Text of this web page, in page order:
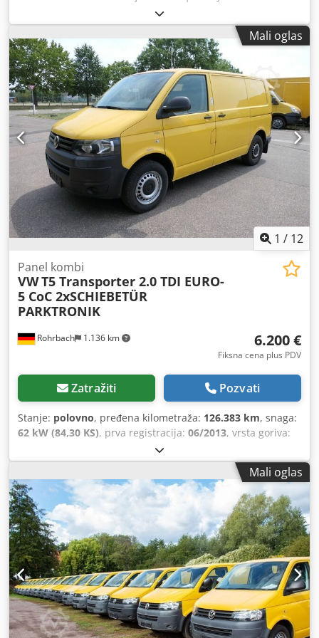
Стезна бушилица 1-16 мм / Б-16 Доме МК 4 Брзина
вретена (12) 75-3200 о / мин Распон напајања 0,10 0,18
0,26 мм / У Дубина грла 295 мм Удаљеност од вретена /
стола мак 775 мм Удаљеност од вретена / постоља 1185
мм Отпорни ход 125 мм Промјер ступца 115 мм Величина
стола 500 к 455 мм Т - величина прореза 14 мм Радна
површина доње плоче 375 к 365 мм С1 снага мотора 100%
1,1 / 1,5 кВ (400 В) Снага мотора С6 40% 1,5 / 2,2 кВ (400 В)
Димензије машине (Ш к Д к В) 630 к 700 к 2050 мм Тежина
око. 340 кг Опсег испоруке Бушилица без кључа Цхуцк 1-16
мм / Б-16 Цхуцк Дорн МК 4 / Б-16 Систем расхладне
течности редукциони оков МК 4/3 Штитник подесив по
висини Дигитални индикатор дубине бушења Направа за
резање навоја ЛЕД машинске светиљке Алат за управљање
Cjdpfxjd Hbwie Alceha
Mali oglas
1 / 12
Rohrbach 1.136 km
Panel kombi
VWT5 Transporter 2.0 TDI EURO-
5 CoC 2xSCHIEBETÜR
PARKTRONIK
6.200 €
Fiksna cena plus PDV
Zatražiti Pozvati
Stanje: polovno, pređena kilometraža: 126.383 km, snaga:
62 kW (84,30 KS), prva registracija: 06/2013, vrsta goriva:
1.762 kg
1.038 kg, ukupna težina:2.800 kg, konfiguracija osovina:
4x2, međuosovinsko rastojanje:3.000 mm, sledeća
inspekcija (TÜV):
07/2027, gorivo: dizel, CO₂ emisije: 190
g/km, potrošnja goriva (gradska vožnja): 9,4 l/100 km,
potrošnja goriva (vangradska vožnja):
6 l/100 km, potrošnja
goriva (kombinovana):7,2 l/100 km, boja:žuta, kabina
vozača:ostalo, tip prenosa:mehanički, emisioni razred:
Euro 5, suspencija:ostalo, broj sedišta:3, ukupna dužina:
4.892 mm, dužina tovarnog prostora:2.501 mm, širina
utovarnog prostora:1.600 mm, visina tovarnog prostora:
1.300 mm, Godina proizvodnje:2013, građevinska visina:
1.970 mm, Oprema:ABS, centralno zaključavanje,
Mali oglas